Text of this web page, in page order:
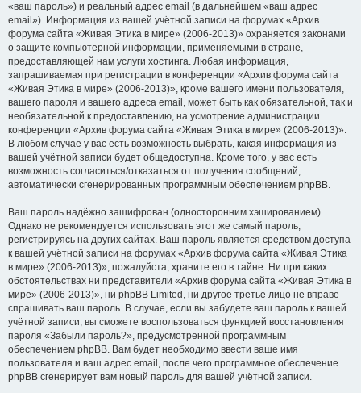
«ваш пароль») и реальный адрес email (в дальнейшем «ваш адрес
email»). Информация из вашей учётной записи на форумах «Архив
форума сайта «Живая Этика в мире» (2006-2013)» охраняется законами
о защите компьютерной информации, применяемыми в стране,
предоставляющей нам услуги хостинга. Любая информация,
запрашиваемая при регистрации в конференции «Архив форума сайта
«Живая Этика в мире» (2006-2013)», кроме вашего имени пользователя,
вашего пароля и вашего адреса email, может быть как обязательной, так и
необязательной к предоставлению, на усмотрение администрации
конференции «Архив форума сайта «Живая Этика в мире» (2006-2013)».
В любом случае у вас есть возможность выбрать, какая информация из
вашей учётной записи будет общедоступна. Кроме того, у вас есть
возможность согласиться/отказаться от получения сообщений,
автоматически сгенерированных программным обеспечением phpBB.
Ваш пароль надёжно зашифрован (односторонним хэшированием).
Однако не рекомендуется использовать этот же самый пароль,
регистрируясь на других сайтах. Ваш пароль является средством доступа
к вашей учётной записи на форумах «Архив форума сайта «Живая Этика
в мире» (2006-2013)», пожалуйста, храните его в тайне. Ни при каких
обстоятельствах ни представители «Архив форума сайта «Живая Этика в
мире» (2006-2013)», ни phpBB Limited, ни другое третье лицо не вправе
спрашивать ваш пароль. В случае, если вы забудете ваш пароль к вашей
учётной записи, вы сможете воспользоваться функцией восстановления
пароля «Забыли пароль?», предусмотренной программным
обеспечением phpBB. Вам будет необходимо ввести ваше имя
пользователя и ваш адрес email, после чего программное обеспечение
phpBB сгенерирует вам новый пароль для вашей учётной записи.